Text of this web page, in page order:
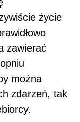
życie
zawierać
można
zdarzeń, tak